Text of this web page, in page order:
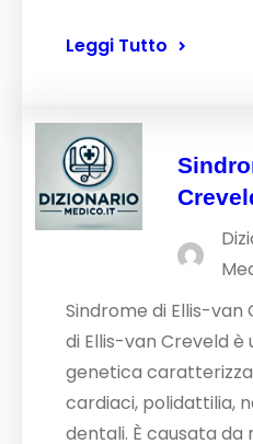
Leggi Tutto
Sindrome di Ellis-van
di Ellis-van Creveld
genetica
cardiaci, polidattilia,
dentali. È causata da